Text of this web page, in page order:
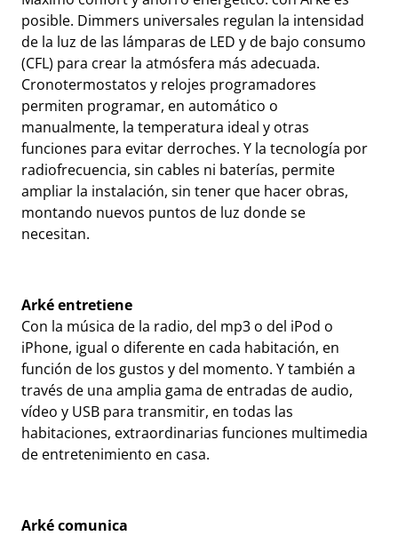
posible. Dimmers universales regulan la intensidad
de la luz de las lámparas de LED y de bajo consumo
(CFL) para crear la atmósfera más adecuada.
Cronotermostatos y relojes programadores
permiten programar, en automático o
manualmente, la temperatura ideal y otras
funciones para evitar derroches. Y la tecnología por
radiofrecuencia, sin cables ni baterías, permite
ampliar la instalación, sin tener que hacer obras,
montando nuevos puntos de luz donde se
necesitan.
Arké entretiene
Con la música de la radio, del mp3 o del iPod o
iPhone, igual o diferente en cada habitación, en
función de los gustos y del momento. Y también a
través de una amplia gama de entradas de audio,
vídeo y USB para transmitir, en todas las
habitaciones, extraordinarias funciones multimedia
de entretenimiento en casa.
Arké comunica